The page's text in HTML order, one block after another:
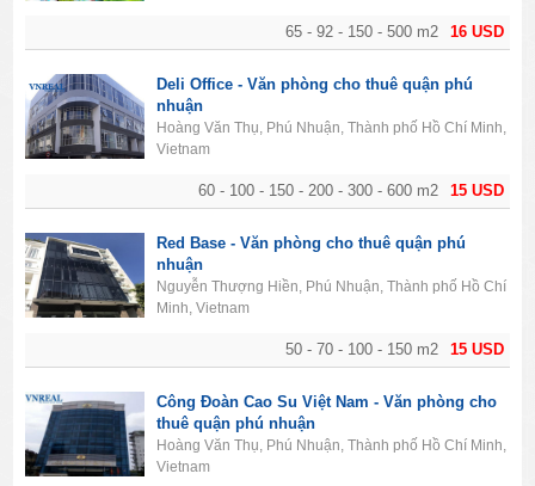
16 USD
65 - 92 - 150 - 500 m2
15 USD
60 - 100 - 150 - 200 - 300 - 600 m2
Deli Office - Văn phòng cho thuê quận phú
nhuận
Hoàng Văn Thụ, Phú Nhuận, Thành phố Hồ Chí Minh,
Vietnam
15 USD
50 - 70 - 100 - 150 m2
Red Base - Văn phòng cho thuê quận phú
nhuận
Nguyễn Thượng Hiền, Phú Nhuận, Thành phố Hồ Chí
Minh, Vietnam
Công Đoàn Cao Su Việt Nam - Văn phòng cho
thuê quận phú nhuận
Hoàng Văn Thụ, Phú Nhuận, Thành phố Hồ Chí Minh,
Vietnam